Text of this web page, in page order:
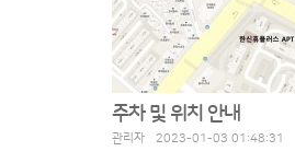
주차 및 위치 안내
관리자 2023-01-03 01:48:31